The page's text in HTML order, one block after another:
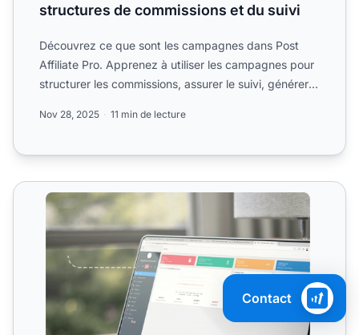
structures de commissions et du suivi
Découvrez ce que sont les campagnes dans Post
Affiliate Pro. Apprenez à utiliser les campagnes pour
structurer les commissions, assurer le suivi, générer
Nov 28, 2025 11 min de lecture
Gestion du Cycle de Vie des Affilies
Contact